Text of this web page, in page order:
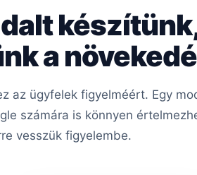
a
az ügyfelek figyelméért. Egy
számára is könnyen
vesszük figyelembe.